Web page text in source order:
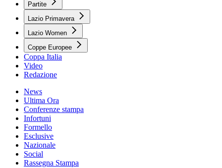
Partite
Lazio Primavera
Lazio Women
Coppe Europee
Coppa Italia
Video
Redazione
News
Ultima Ora
Conferenze stampa
Infortuni
Formello
Esclusive
Nazionale
Social
Rassegna Stampa